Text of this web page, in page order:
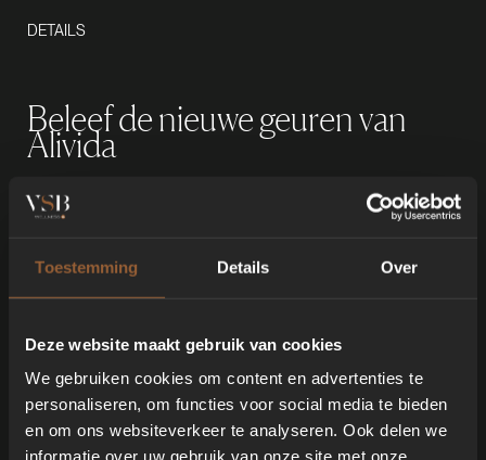
Toestemming Details Over
Deze website maakt gebruik van cookies
We gebruiken cookies om content en advertenties te
personaliseren, om functies voor social media te bieden
en om ons websiteverkeer te analyseren. Ook delen we
informatie over uw gebruik van onze site met onze
DETAILS
Beleef de nieuwe geuren van
Alivida
Maak kennis met de nieuwste aroma lijn van Alivida. Dit
geconcentreerde aroma ondersteunt en verhoogt het
een verkwikkend effect en verbeterde circulatie.
Geschikt voor automatische dosering i.c.m. Alivida
Aanbevolen dosering:
Stoomcabines
Ca. 2 ml geur oplossing iedere 5 minuten.